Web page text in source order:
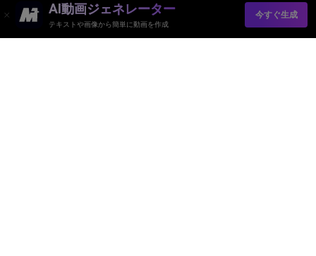
AI動画ジェネレーター
テキストや画像から簡単に動画を作成
今すぐ生成